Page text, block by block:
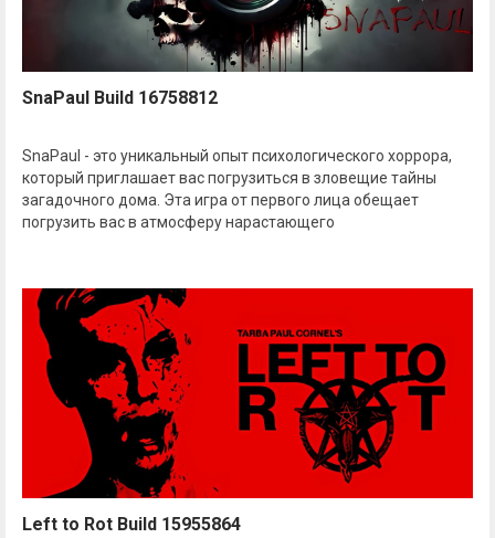
SnaPaul Build 16758812
SnaPaul - это уникальный опыт психологического хоррора,
который приглашает вас погрузиться в зловещие тайны
загадочного дома. Эта игра от первого лица обещает
погрузить вас в атмосферу нарастающего
Left to Rot Build 15955864